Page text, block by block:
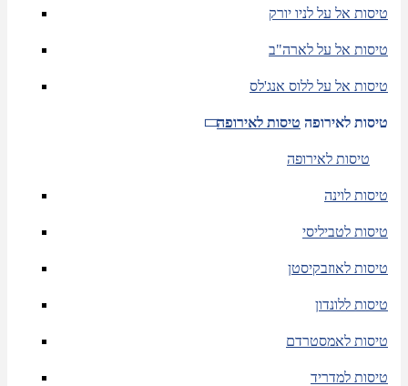
טיסות אל על לניו יורק
טיסות אל על לארה"ב
טיסות אל על ללוס אנג'לס
טיסות לאירופה טיסות לאירופה
טיסות לאירופה
טיסות לוינה
טיסות לטביליסי
טיסות לאוזבקיסטן
טיסות ללונדון
טיסות לאמסטרדם
טיסות למדריד